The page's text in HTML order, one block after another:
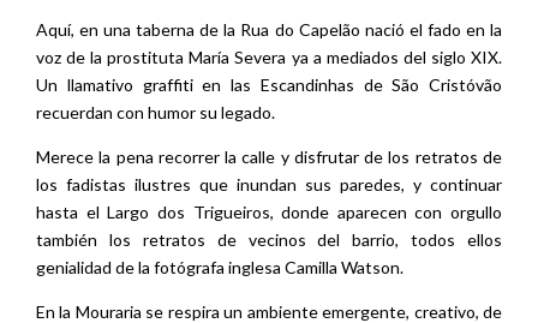
Aquí, en una taberna de la Rua do Capelão nació el fado en la
voz de la prostituta María Severa ya a mediados del siglo XIX.
Un llamativo graffiti en las Escandinhas de São Cristóvão
recuerdan con humor su legado.
Merece la pena recorrer la calle y disfrutar de los retratos de
los fadistas ilustres que inundan sus paredes, y continuar
hasta el Largo dos Trigueiros, donde aparecen con orgullo
también los retratos de vecinos del barrio, todos ellos
genialidad de la fotógrafa inglesa Camilla Watson.
En la Mouraria se respira un ambiente emergente, creativo, de